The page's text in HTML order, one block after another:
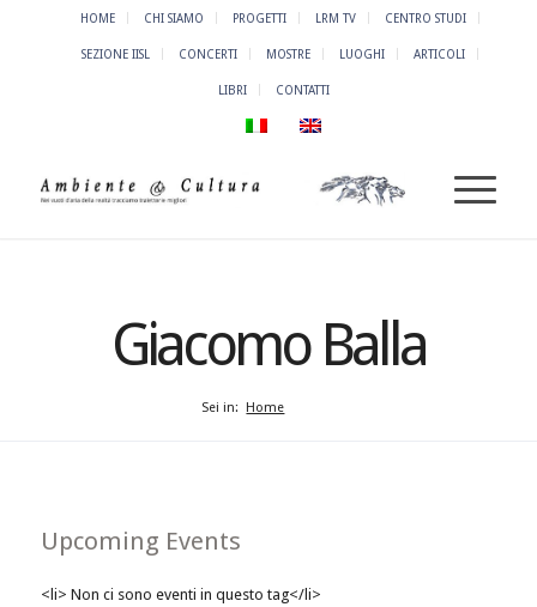
HOME CHI SIAMO PROGETTI LRM TV CENTRO STUDI
SEZIONE IISL CONCERTI MOSTRE LUOGHI ARTICOLI
LIBRI CONTATTI
Giacomo Balla
Sei in: Home
Upcoming Events
<li> Non ci sono eventi in questo tag</li>